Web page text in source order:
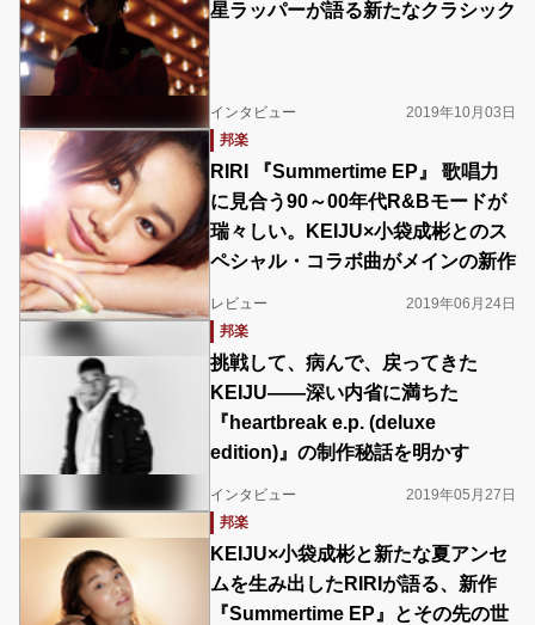
星ラッパーが語る新たなクラシック
インタビュー
2019年10月03日
邦楽
RIRI 『Summertime EP』 歌唱力
に見合う90～00年代R&Bモードが
瑞々しい。KEIJU×小袋成彬とのス
ペシャル・コラボ曲がメインの新作
レビュー
2019年06月24日
邦楽
挑戦して、病んで、戻ってきた
KEIJU――深い内省に満ちた
『heartbreak e.p. (deluxe
edition)』の制作秘話を明かす
インタビュー
2019年05月27日
邦楽
KEIJU×小袋成彬と新たな夏アンセ
ムを生み出したRIRIが語る、新作
『Summertime EP』とその先の世